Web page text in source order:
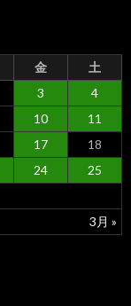
金 土
3月 »
3
4
10
11
17
18
24
25